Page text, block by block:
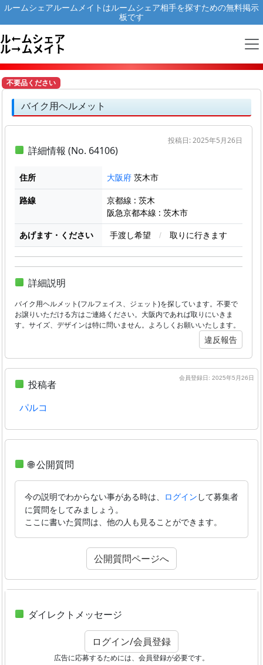
ルームシェアルームメイトはルームシェア相手を探すための無料掲示
板です
不要品ください
バイク用ヘルメット
投稿日: 2025年5月26日
詳細情報 (No. 64106)
住所 大阪府 茨木市
路線
京都線 : 茨木
阪急京都本線 : 茨木市
あげます・ください
手渡し希望 / 取りに行きます
詳細説明
バイク用ヘルメット(フルフェイス、ジェット)を探しています。不要で
お譲りいただける方はご連絡ください。大阪内であれば取りにいきま
す。サイズ、デザインは特に問いません。よろしくお願いいたします。
違反報告
会員登録日: 2025年5月26日
投稿者
パルコ
🌐 公開質問
今の説明でわからない事がある時は、 ログイン して募集者
に質問をしてみましょう。
ここに書いた質問は、他の人も見ることができます。
公開質問ページへ
ダイレクトメッセージ
ログイン/会員登録
広告に応募するためには、会員登録が必要です。